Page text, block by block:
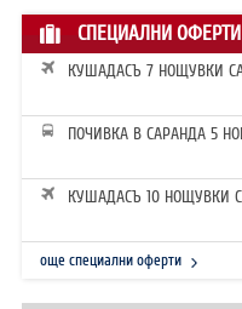
СПЕЦИАЛНИ ОФЕРТИ
КУШАДАСЪ 7 НОЩУВКИ
ПОЧИВКА В САРАНДА 5
КУШАДАСЪ 10 НОЩУВКИ
още специални оферти